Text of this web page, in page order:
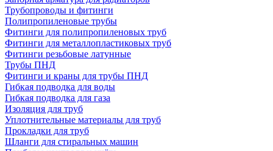
Трубопроводы и фитинги
Полипропиленовые трубы
Фитинги для полипропиленовых труб
Фитинги для металлопластиковых труб
Фитинги резьбовые латунные
Трубы ПНД
Фитинги и краны для трубы ПНД
Гибкая подводка для воды
Гибкая подводка для газа
Изоляция для труб
Уплотнительные материалы для труб
Прокладки для труб
Шланги для стиральных машин